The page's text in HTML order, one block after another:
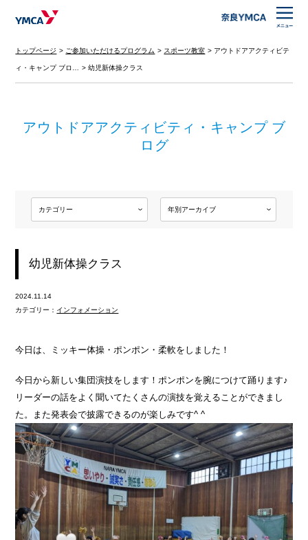
トップページ ご参加いただけるプログラム スポーツ教室 アウトドアアクティビテ
ィ・キャンプ ブロ… 幼児新体操クラス
アウトドアアクティビティ・キャンプ ブ
ログ
幼児新体操クラス
2024.11.14
カテゴリー： インフォメーション
今日は、ミッキー体操・ポンポン・柔軟をしました！
今日から新しい集団演技をします！ポンポンを腕につけて踊ります♪
リーダーの話をよく聞いてたくさんの演技を覚えることができまし
た。また発表会で披露できるのが楽しみです^ ^